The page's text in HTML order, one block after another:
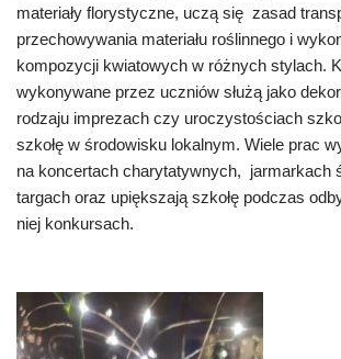
materiały florystyczne, uczą się zasad
przechowywania materiału roślinnego i
kompozycji kwiatowych w różnych stylach.
wykonywane przez uczniów służą jako
rodzaju imprezach czy uroczystościach
szkołę w środowisku lokalnym. Wiele prac
na koncertach charytatywnych, jarmarkach
targach oraz upiększają szkołę podczas
niej konkursach.